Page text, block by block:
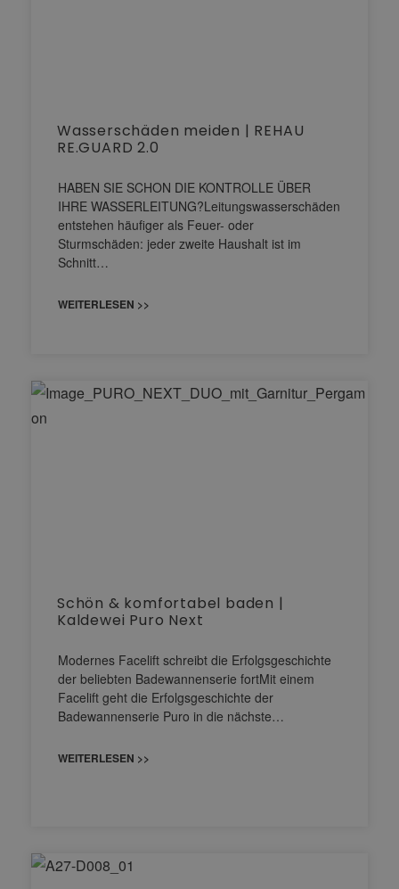
Wasserschäden meiden | REHAU
RE.GUARD 2.0
HABEN SIE SCHON DIE KONTROLLE ÜBER
IHRE WASSERLEITUNG?Leitungswasserschäden
entstehen häufiger als Feuer- oder
Sturmschäden: jeder zweite Haushalt ist im
Schnitt…
WEITERLESEN >>
Schön & komfortabel baden |
Kaldewei Puro Next
Modernes Facelift schreibt die Erfolgsgeschichte
der beliebten Badewannenserie fortMit einem
Facelift geht die Erfolgsgeschichte der
Badewannenserie Puro in die nächste…
WEITERLESEN >>